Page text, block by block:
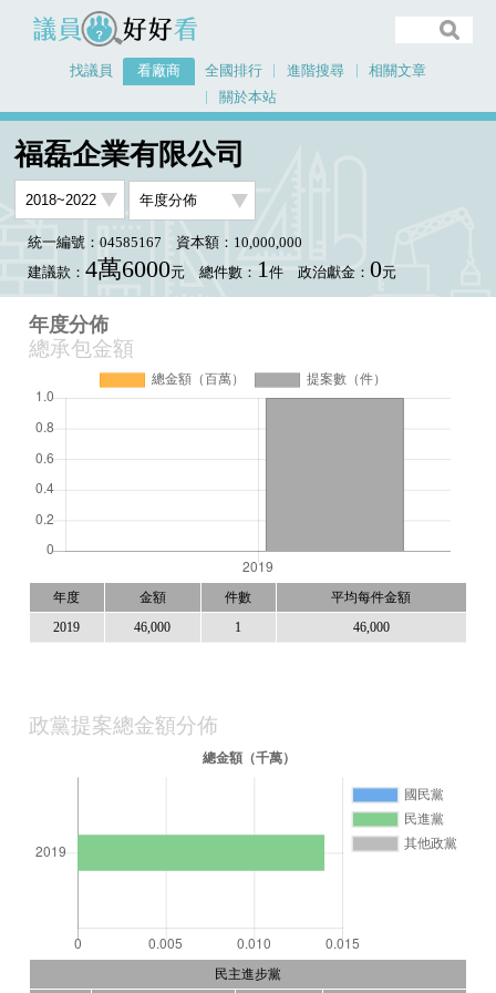
議員好好看
找議員 看廠商 全國排行 進階搜尋
相關文章
關於本站
福磊企業有限公司
統一編號：04585167
資本額：10,000,000
建議款： 4萬6000元 總件數： 1件 政治獻金： 0元
年度分佈
總承包金額
年度 金額 件數 平均每件金額
2019 46,000 1 46,000
政黨提案總金額分佈
民主進步黨